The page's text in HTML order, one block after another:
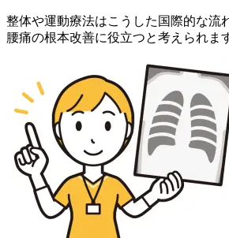
整体や運動療法はこうした国際的な流
腰痛の根本改善に役立つと考えられま